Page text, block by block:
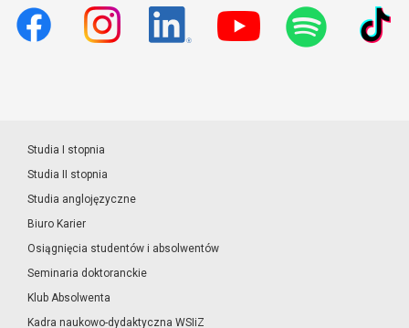
Studia I stopnia
Studia II stopnia
Studia anglojęzyczne
Biuro Karier
Osiągnięcia studentów i absolwentów
Seminaria doktoranckie
Klub Absolwenta
Kadra naukowo-dydaktyczna WSIiZ